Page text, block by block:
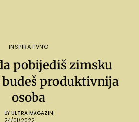
INSPIRATIVNO
pobijediš zimsku
produktivnija
osoba
BY ULTRA MAGAZIN
24/01/2022